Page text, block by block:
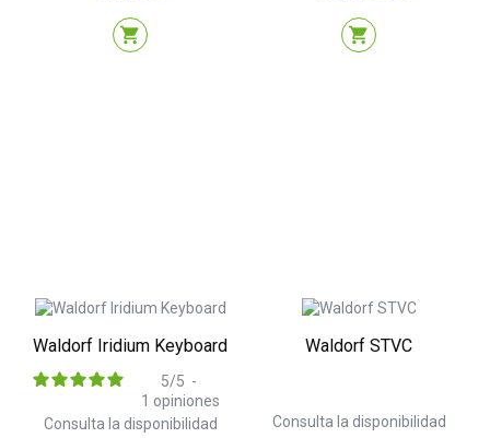
shopping_cart shopping_cart
Waldorf Iridium Keyboard
Consulta la disponibilidad
5/5 -
1 opiniones
Waldorf STVC
Consulta la disponibilidad